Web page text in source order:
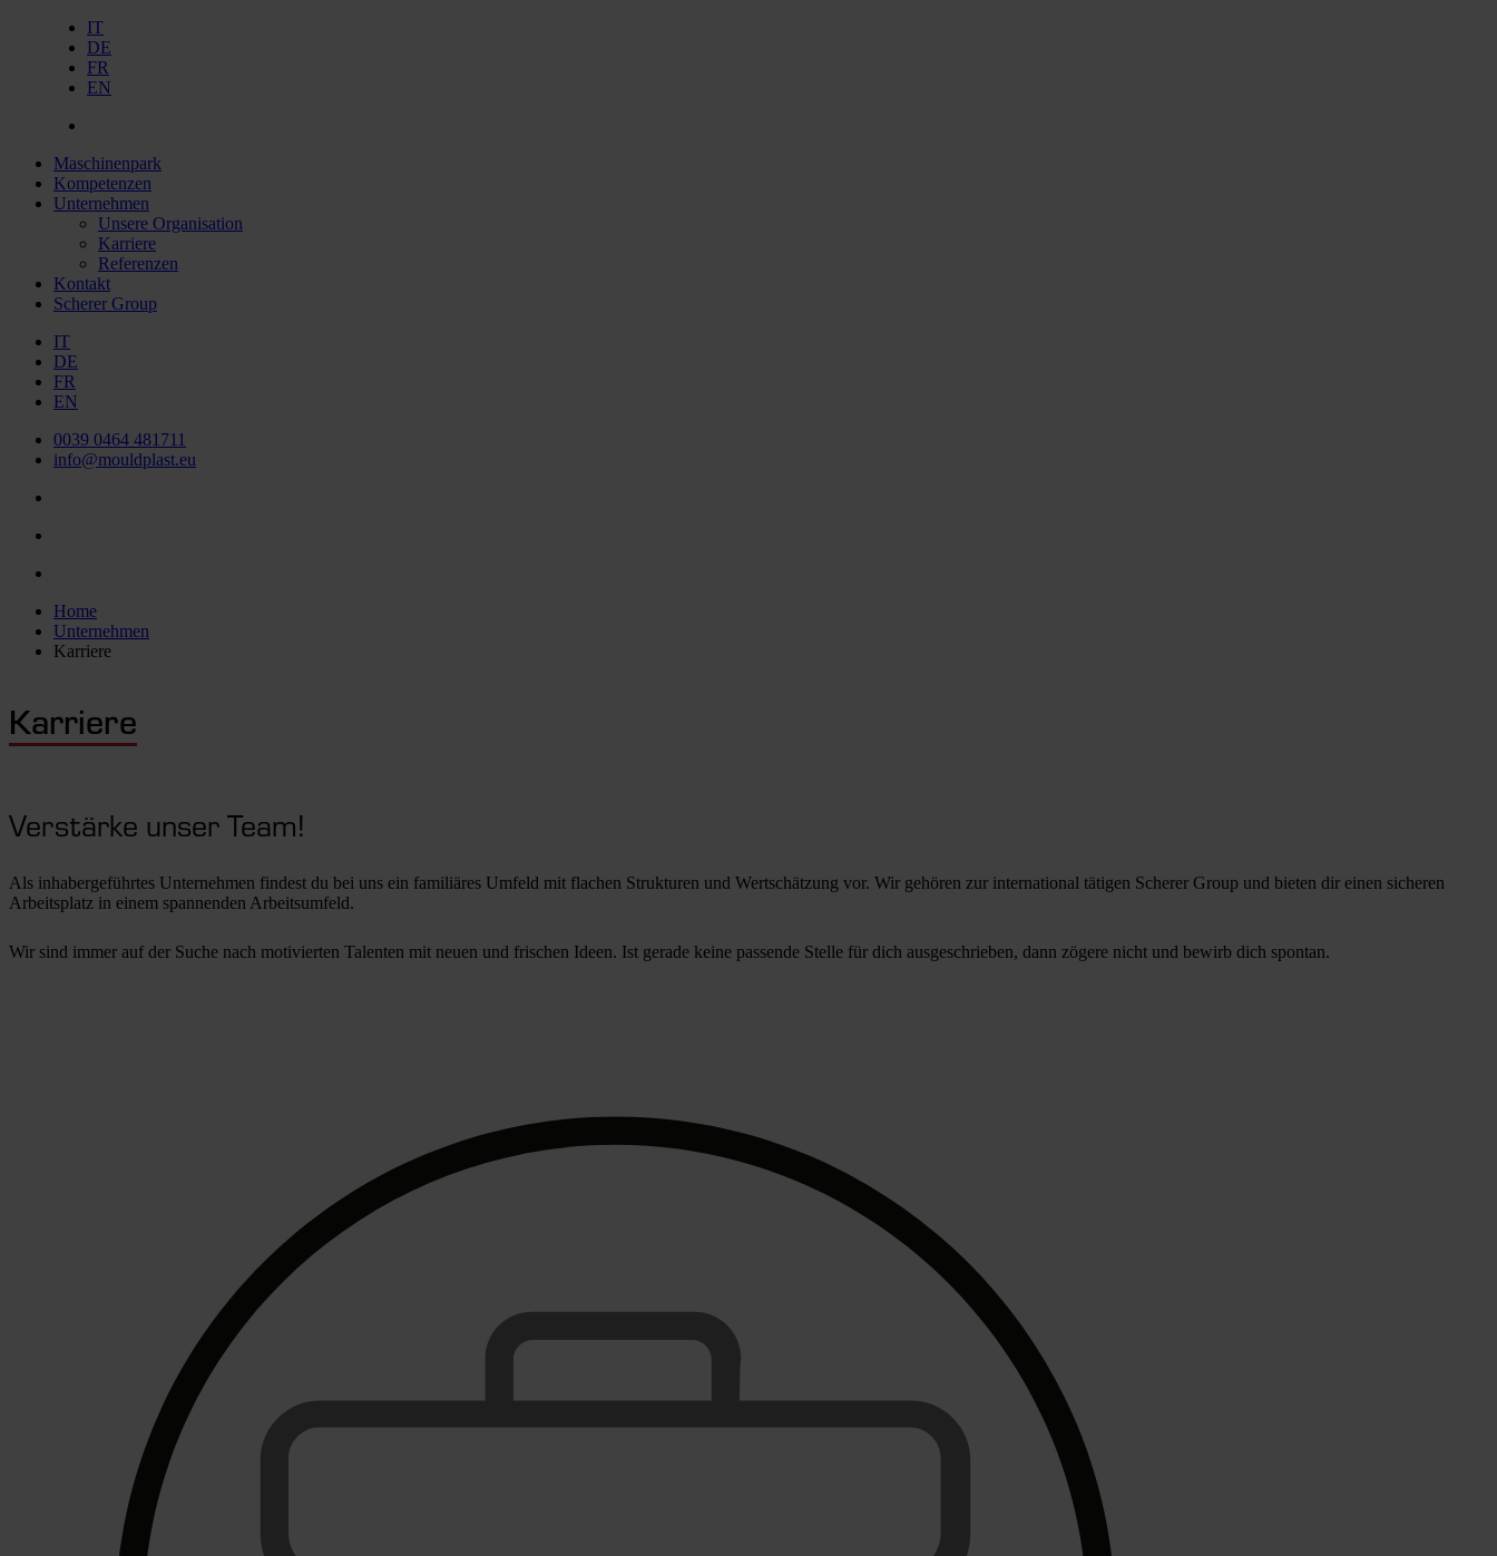
IT
DE
FR
EN
Maschinenpark
Kompetenzen
Unternehmen
Unsere Organisation
Karriere
Referenzen
Kontakt
Scherer Group
IT
DE
FR
EN
0039 0464 481711
info@mouldplast.eu
Home
Unternehmen
Karriere
Karriere
Verstärke unser Team!
Als inhabergeführtes Unternehmen findest du bei uns ein familiäres Umfeld mit flachen Strukturen und Wertschätzung vor. Wir gehören zur international tätigen Scherer Group und bieten dir einen sicheren
Arbeitsplatz in einem spannenden Arbeitsumfeld.
Wir sind immer auf der Suche nach motivierten Talenten mit neuen und frischen Ideen. Ist gerade keine passende Stelle für dich ausgeschrieben, dann zögere nicht und bewirb dich spontan.